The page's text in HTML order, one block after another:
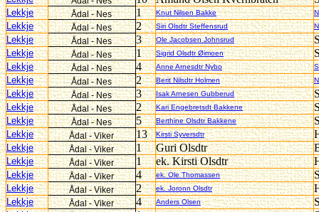
Lekkje Ådal - Nes 1 Knut Nilsen Bakke
Lekkje Ådal - Nes 2 Siri Olsdtr Steffensrud
Lekkje Ådal - Nes 3 Ole Jacobsen Johnsrud
Lekkje Ådal - Nes 1 Sigrid Olsdtr Øimoen
Lekkje Ådal - Nes 4 Anne Arnesdtr Nybo
Lekkje Ådal - Nes 2 Berit Nilsdtr Holmen
Lekkje Ådal - Nes 3 Isak Arnesen Gubberud
Lekkje Ådal - Nes 2 Kari Engebretsdt Bakkene
Lekkje Ådal - Nes 5 Berthine Olsdtr Bakkene
Lekkje Ådal - Viker 13 Kirsti Syversdtr
Lekkje Ådal - Viker 1 Guri Olsdtr
Lekkje Ådal - Viker 1 ek. Kirsti Olsdtr
Lekkje Ådal - Viker 4 ek. Ole Thomassen
Lekkje Ådal - Viker 2 ek. Joronn Olsdtr
Lekkje Ådal - Viker 4 Anders Olsen